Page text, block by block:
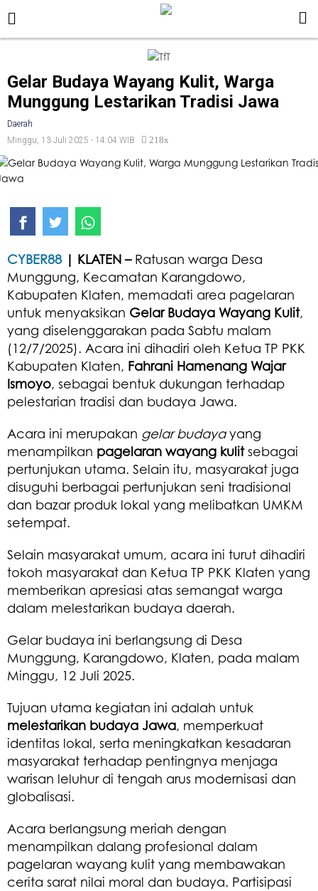
Gelar Budaya Wayang Kulit, Warga
Munggung Lestarikan Tradisi Jawa
Daerah
Minggu, 13 Juli 2025 - 14:04 WIB
218x
CYBER88 | KLATEN –Ratusan warga Desa
Munggung, Kecamatan Karangdowo,
Kabupaten Klaten, memadati area pagelaran
untuk menyaksikan Gelar Budaya Wayang Kulit,
yang diselenggarakan pada Sabtu malam
(12/7/2025). Acara ini dihadiri oleh Ketua TP PKK
Kabupaten Klaten, Fahrani Hamenang Wajar
Ismoyo, sebagai bentuk dukungan terhadap
pelestarian tradisi dan budaya Jawa.
Acara ini merupakan gelar budayayang
menampilkan pagelaran wayang kulitsebagai
pertunjukan utama. Selain itu, masyarakat juga
disuguhi berbagai pertunjukan seni tradisional
dan bazar produk lokal yang melibatkan UMKM
setempat.
Selain masyarakat umum, acara ini turut dihadiri
tokoh masyarakat dan Ketua TP PKK Klaten yang
memberikan apresiasi atas semangat warga
dalam melestarikan budaya daerah.
Gelar budaya ini berlangsung di Desa
Munggung, Karangdowo, Klaten, pada malam
Minggu, 12 Juli 2025.
Tujuan utama kegiatan ini adalah untuk
melestarikan budaya Jawa, memperkuat
identitas lokal, serta meningkatkan kesadaran
masyarakat terhadap pentingnya menjaga
warisan leluhur di tengah arus modernisasi dan
globalisasi.
Acara berlangsung meriah dengan
menampilkan dalang profesional dalam
pagelaran wayang kulit yang membawakan
cerita sarat nilai moral dan budaya. Partisipasi